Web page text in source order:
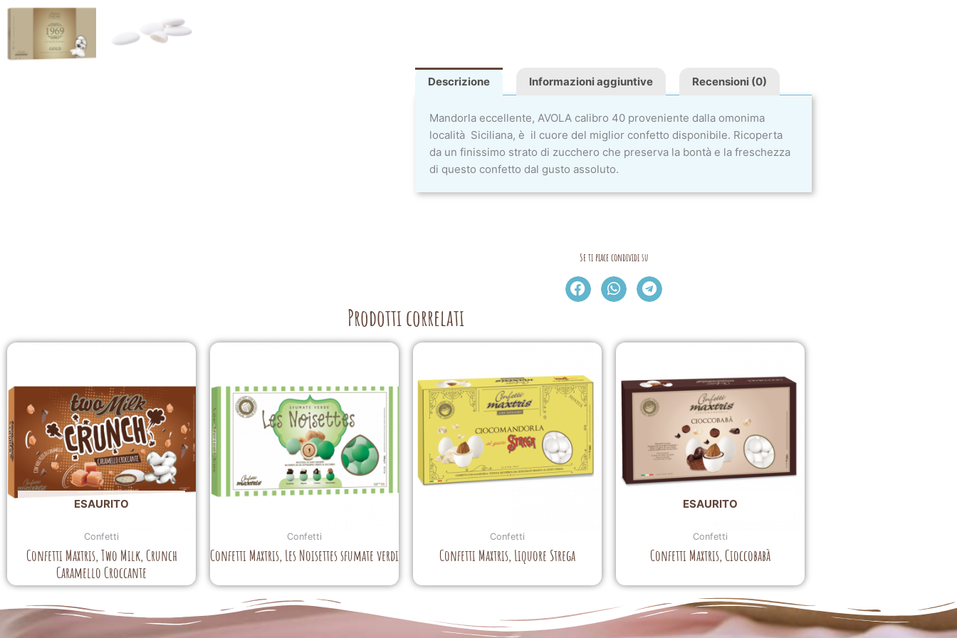
Descrizione Informazioni aggiuntive Recensioni (0)
Mandorla eccellente, AVOLA calibro 40 proveniente dalla omonima
località Siciliana, è il cuore del miglior confetto disponibile. Ricoperta
da un finissimo strato di zucchero che preserva la bontà e la freschezza
di questo confetto dal gusto assoluto.
Se ti piace condividi su
Prodotti correlati
ESAURITO
Confetti
Confetti Maxtris, Two Milk, Crunch
Caramello Croccante
Confetti
Confetti Maxtris, Les Noisettes sfumate verdi
Confetti
Confetti Maxtris, Liquore Strega
ESAURITO
Confetti
Confetti Maxtris, Cioccobabà